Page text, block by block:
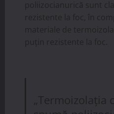
poliizocianurică sunt
rezistente la foc, în
materiale de
puțin rezistente la foc.
„Termoizolația